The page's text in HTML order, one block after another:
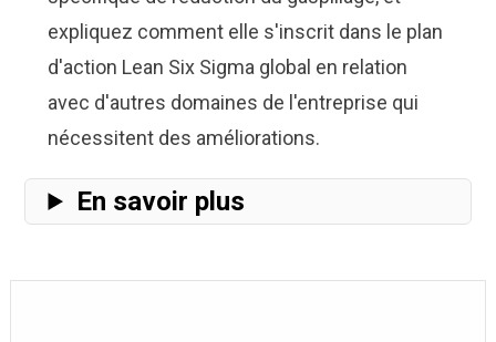
expliquez comment elle s'inscrit dans le plan
d'action Lean Six Sigma global en relation
avec d'autres domaines de l'entreprise qui
nécessitent des améliorations.
En savoir plus